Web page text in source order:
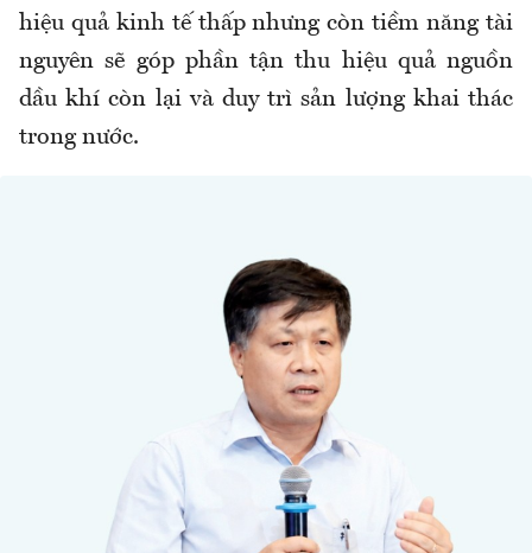
hiệu quả kinh tế thấp nhưng còn tiềm năng tài
nguyên sẽ góp phần tận thu hiệu quả nguồn
dầu khí còn lại và duy trì sản lượng khai thác
trong nước.